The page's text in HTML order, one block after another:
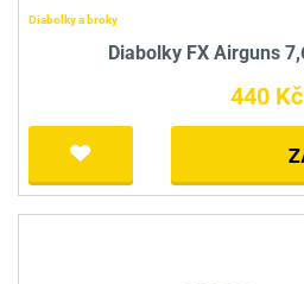
Diabolky a broky
Diabolky FX Airguns
440 Kč